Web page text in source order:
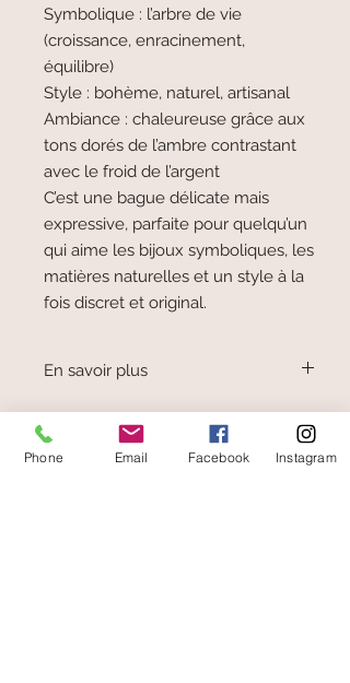
Symbolique : l’arbre de vie
(croissance, enracinement,
équilibre)
Style : bohème, naturel, artisanal
Ambiance : chaleureuse grâce aux
tons dorés de l’ambre contrastant
avec le froid de l’argent
C’est une bague délicate mais
expressive, parfaite pour quelqu’un
qui aime les bijoux symboliques, les
matières naturelles et un style à la
fois discret et original.
En savoir plus
L'ambre est une sève de pin fossilisée et
non une pierre.
On la trouve principalement en Mer
Phone Email Facebook Instagram